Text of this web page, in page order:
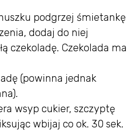
podgrzej śmietankę
dodaj do niej
czekoladę. Czekolada ma
(powinna jednak
wsyp cukier, szczyptę
wbijaj co ok. 30 sek.